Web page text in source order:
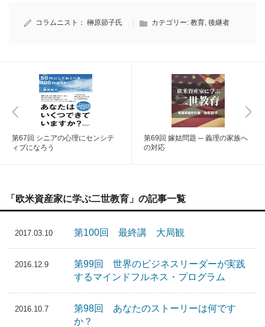
コラムニスト： 榊原節子氏 カテゴリー: 教育 後継者
第67回 シニアの心理にセンシテ
ィブになろう
第69回 嫁姑問題 ─ 義理の家族へ
の対応
「欧米資産家に学ぶ二世教育」の記事一覧
2017.03.10 第100回 最終講 大局観
2016.12.9
第99回 世界のビジネスリーダーが実践
するマインドフルネス・プログラム
2016.10.7
第98回 あなたのストーリーは何です
か？